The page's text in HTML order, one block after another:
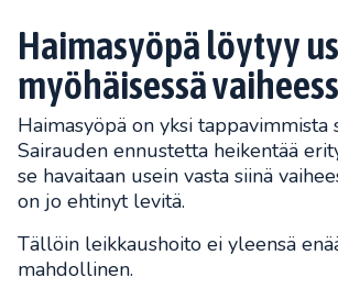
Haimasyöpä löytyy
myöhäisessä
Haimasyöpä on yksi tappavimmista
Sairauden ennustetta heikentää
se havaitaan usein vasta siinä
on jo ehtinyt levitä.
Tällöin leikkaushoito ei yleensä
mahdollinen.